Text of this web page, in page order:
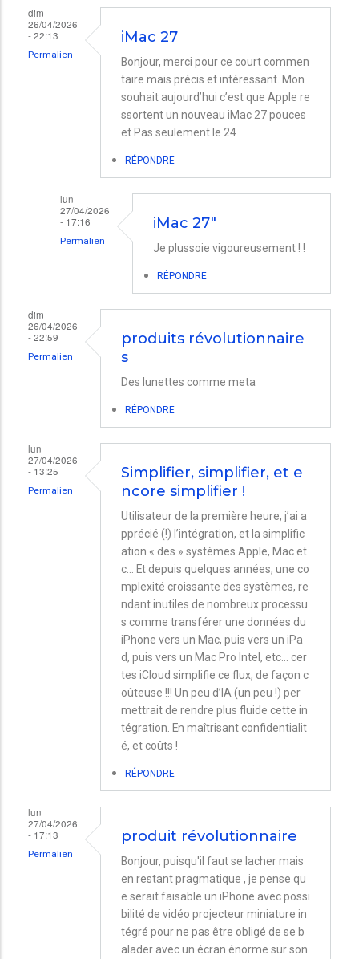
dim
26/04/2026
- 22:13
Permalien
iMac 27
Bonjour, merci pour ce court commen
taire mais précis et intéressant. Mon
souhait aujourd’hui c’est que Apple re
ssortent un nouveau iMac 27 pouces
et Pas seulement le 24
RÉPONDRE
lun
27/04/2026
- 17:16
Permalien
iMac
27
iMac 27"
Je plussoie vigoureusement ! !
RÉPONDRE
dim
26/04/2026
- 22:59
Permalien
produits révolutionnaire
s
Des lunettes comme meta
RÉPONDRE
lun
27/04/2026
- 13:25
Permalien
Simplifier, simplifier, et e
ncore simplifier !
Utilisateur de la première heure, j’ai a
pprécié (!) l’intégration, et la simplific
ation « des » systèmes Apple, Mac et
c… Et depuis quelques années, une co
mplexité croissante des systèmes, re
ndant inutiles de nombreux processu
s comme transférer une données du
iPhone vers un Mac, puis vers un iPa
d, puis vers un Mac Pro Intel, etc… cer
tes iCloud simplifie ce flux, de façon c
oûteuse !!! Un peu d’IA (un peu !) per
mettrait de rendre plus fluide cette in
tégration. En maîtrisant confidentialit
é, et coûts !
RÉPONDRE
lun
27/04/2026
- 17:13
Permalien
produit révolutionnaire
Bonjour, puisqu'il faut se lacher mais
en restant pragmatique , je pense qu
e serait faisable un iPhone avec possi
bilité de vidéo projecteur miniature in
tégré pour ne pas être obligé de se b
alader avec un écran énorme sur son